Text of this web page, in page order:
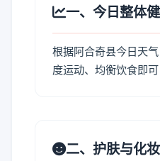
一、今日整体
根据阿合奇县今日天
度运动、均衡饮食即
二、护肤与化